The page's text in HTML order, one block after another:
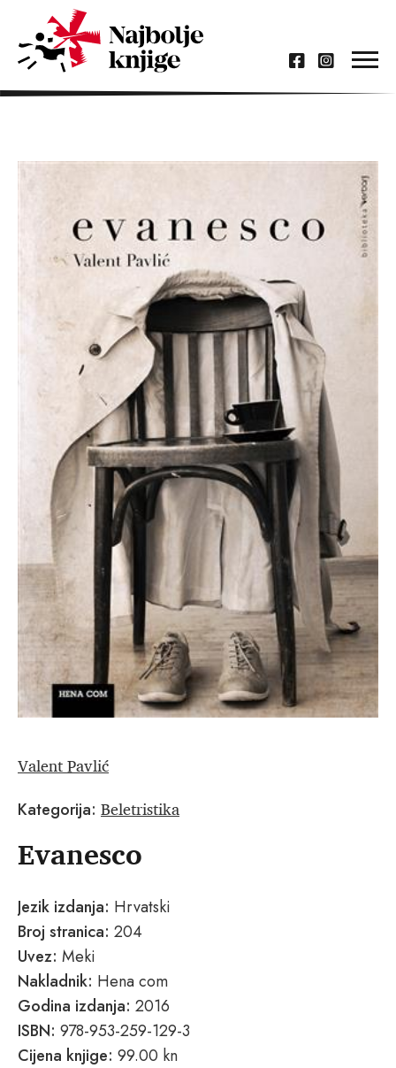
Valent Pavlić
Kategorija: Beletristika
Evanesco
Jezik izdanja: Hrvatski
Broj stranica: 204
Uvez: Meki
Nakladnik: Hena com
Godina izdanja: 2016
ISBN: 978-953-259-129-3
Cijena knjige: 99.00 kn